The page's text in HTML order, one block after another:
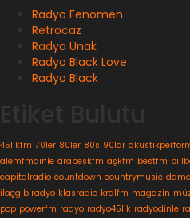
Radyo Fenomen
Retrocaz
Radyo Ünak
Radyo Black Love
Radyo Black
45likfm 70ler 80ler 80s 90lar
alemfmdinle arabeskfm aşkfm bestfm
capitalradio countdown countrymusic
ilaçgibiradyo klasradio kralfm magazin
pop powerfm radyo radyo45lik radyodinle